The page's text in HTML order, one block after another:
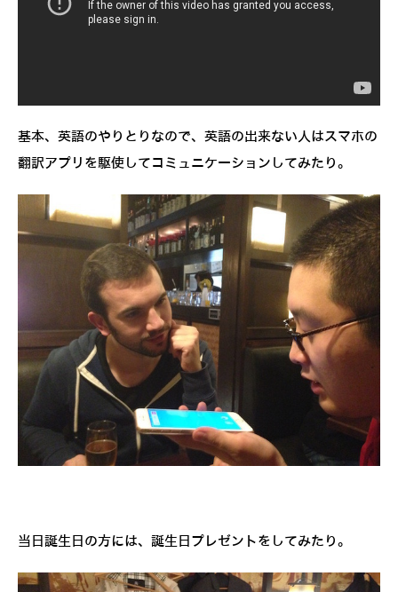
基本、英語のやりとりなので、英語の出来ない人はスマホの
翻訳アプリを駆使してコミュニケーションしてみたり。
当日誕生日の方には、誕生日プレゼントをしてみたり。